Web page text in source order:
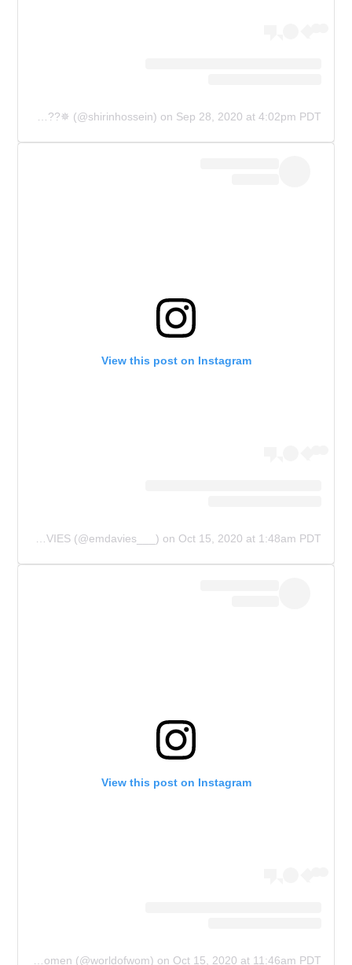
A post shared by ✵??????✵ (@shirinhossein) on Sep 28, 2020 at 4:02pm PDT
View this post on Instagram
A post shared by EMILY DAVIES (@emdavies___) on Oct 15, 2020 at 1:48am PDT
View this post on Instagram
A post shared by World Of Women (@worldofwom) on Oct 15, 2020 at 11:46am PDT